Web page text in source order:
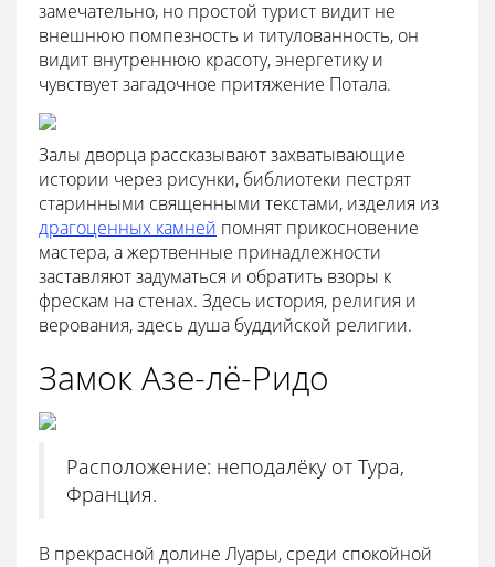
замечательно, но простой турист видит не
внешнюю помпезность и титулованность, он
видит внутреннюю красоту, энергетику и
чувствует загадочное притяжение Потала.
Залы дворца рассказывают захватывающие
истории через рисунки, библиотеки пестрят
старинными священными текстами, изделия из
драгоценных камней помнят прикосновение
мастера, а жертвенные принадлежности
заставляют задуматься и обратить взоры к
фрескам на стенах. Здесь история, религия и
верования, здесь душа буддийской религии.
Замок Азе-лё-Ридо
Расположение: неподалёку от Тура,
Франция.
В прекрасной долине Луары, среди спокойной